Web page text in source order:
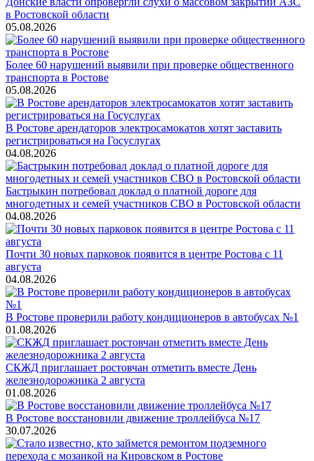
в Ростовской области
05.08.2026
Более 60 нарушений выявили при проверке общественного
транспорта в Ростове
05.08.2026
В Ростове арендаторов электросамокатов хотят заставить
регистрироваться на Госуслугах
04.08.2026
Бастрыкин потребовал доклад о платной дороге для
многодетных и семей участников СВО в Ростовской области
04.08.2026
Почти 30 новых парковок появится в центре Ростова с 11
августа
04.08.2026
В Ростове проверили работу кондиционеров в автобусах №1
01.08.2026
СКЖД приглашает ростовчан отметить вместе День
железнодорожника 2 августа
01.08.2026
В Ростове восстановили движение троллейбуса №17
30.07.2026